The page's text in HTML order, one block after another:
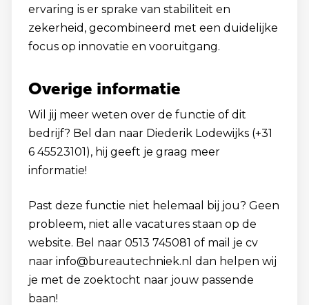
ervaring is er sprake van stabiliteit en
zekerheid, gecombineerd met een duidelijke
focus op innovatie en vooruitgang.
Overige informatie
Wil jij meer weten over de functie of dit
bedrijf? Bel dan naar Diederik Lodewijks (+31
6 45523101), hij geeft je graag meer
informatie!
Past deze functie niet helemaal bij jou? Geen
probleem, niet alle vacatures staan op de
website. Bel naar 0513 745081 of mail je cv
naar info@bureautechniek.nl dan helpen wij
je met de zoektocht naar jouw passende
baan!